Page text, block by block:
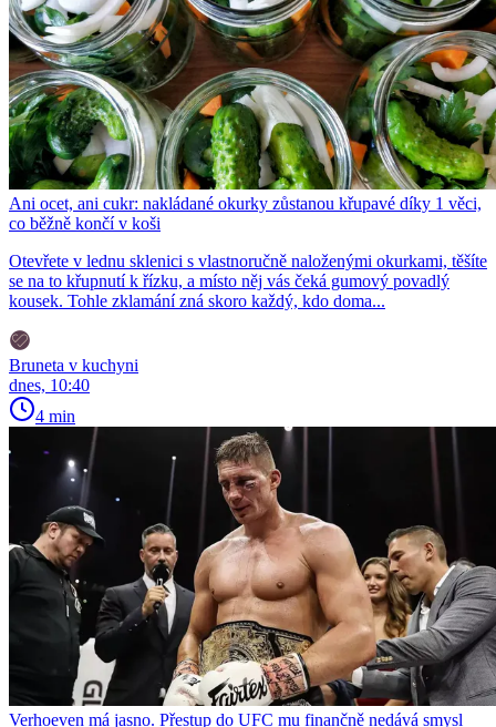
Ani ocet, ani cukr: nakládané okurky zůstanou křupavé díky 1 věci,
co běžně končí v koši
Otevřete v lednu sklenici s vlastnoručně naloženými okurkami, těšíte
se na to křupnutí k řízku, a místo něj vás čeká gumový povadlý
kousek. Tohle zklamání zná skoro každý, kdo doma...
Bruneta v kuchyni
dnes, 10:40
4 min
Verhoeven má jasno. Přestup do UFC mu finančně nedává smysl